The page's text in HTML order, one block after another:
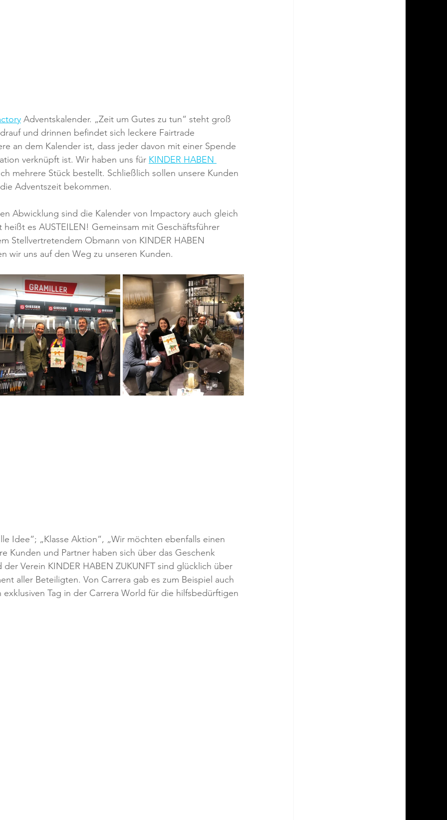
Adventskalender. „Zeit um Gutes zu tun“ steht groß
und drinnen befindet sich leckere Fairtrade
an dem Kalender ist, dass jeder davon mit einer Spende
verknüpft ist. Wir haben uns für KINDER HABEN
mehrere Stück bestellt. Schließlich sollen unsere Kunden
Adventszeit bekommen.
Abwicklung sind die Kalender von Impactory auch gleich
es AUSTEILEN! Gemeinsam mit Geschäftsführer
Stellvertretendem Obmann von KINDER HABEN
wir uns auf den Weg zu unseren Kunden.
Idee“; „Klasse Aktion“, „Wir möchten ebenfalls einen
Kunden und Partner haben sich über das Geschenk
Verein KINDER HABEN ZUKUNFT sind glücklich über
aller Beteiligten. Von Carrera gab es zum Beispiel auch
Tag in der Carrera World für die hilfsbedürftigen